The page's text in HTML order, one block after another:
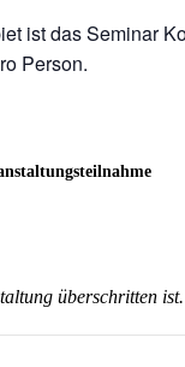
ist das Seminar
Person.
überschritten ist.